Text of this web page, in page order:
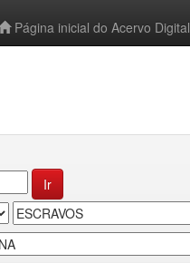
Página inicial do Acervo Digital